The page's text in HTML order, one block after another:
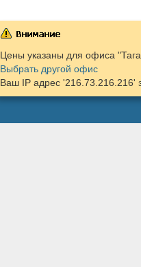
Цены указаны для офиса
Выбрать другой офис
Ваш IP адрес '216.73.216.216'